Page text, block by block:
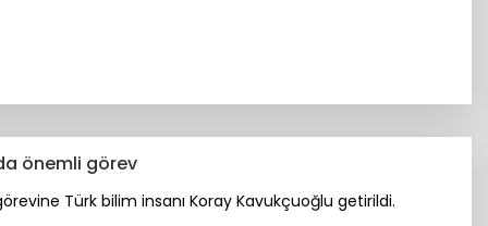
önemli görev
Türk bilim insanı Koray Kavukçuoğlu getirildi.